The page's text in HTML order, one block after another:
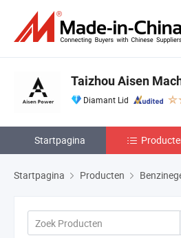
Taizhou Aisen
Diamant Lid
Startpagina
Startpagina Producten